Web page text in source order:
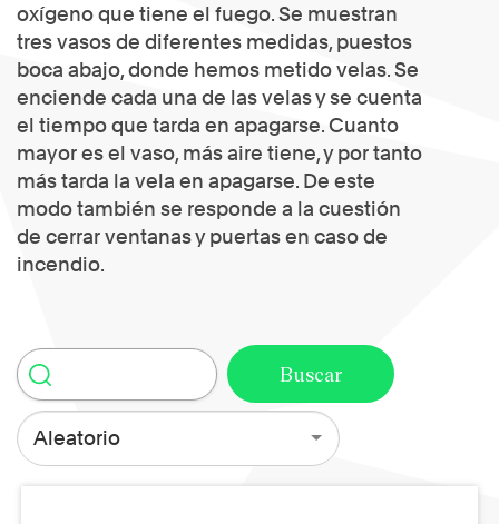
oxígeno que tiene el fuego. Se muestran
tres vasos de diferentes medidas, puestos
boca abajo, donde hemos metido velas. Se
enciende cada una de las velas y se cuenta
el tiempo que tarda en apagarse. Cuanto
mayor es el vaso, más aire tiene, y por tanto
más tarda la vela en apagarse. De este
modo también se responde a la cuestión
de cerrar ventanas y puertas en caso de
incendio.
Aleatorio